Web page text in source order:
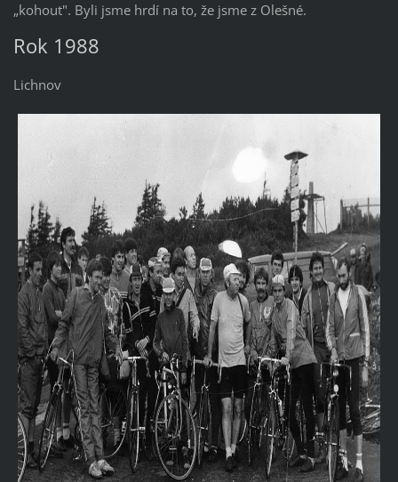
„kohout". Byli jsme hrdí na to, že jsme z Olešné.
Rok 1988
Lichnov